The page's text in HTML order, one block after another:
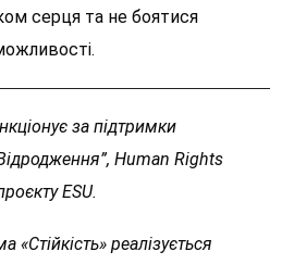
серця та не боятися
за підтримки
Human Rights
ESU.
реалізується